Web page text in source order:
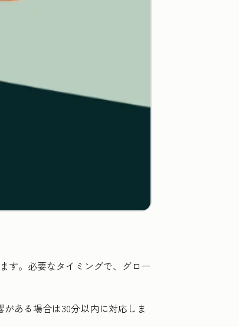
す。必要なタイミングで、グロー
ある場合は30分以内に対応しま